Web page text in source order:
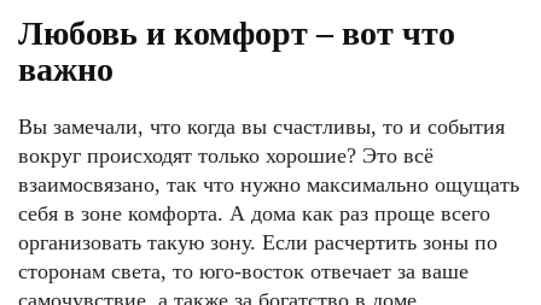
Любовь и комфорт – вот что
важно
Вы замечали, что когда вы счастливы, то и события
вокруг происходят только хорошие? Это всё
взаимосвязано, так что нужно максимально ощущать
себя в зоне комфорта. А дома как раз проще всего
организовать такую зону. Если расчертить зоны по
сторонам света, то юго-восток отвечает за ваше
самочувствие, а также за богатство в доме.